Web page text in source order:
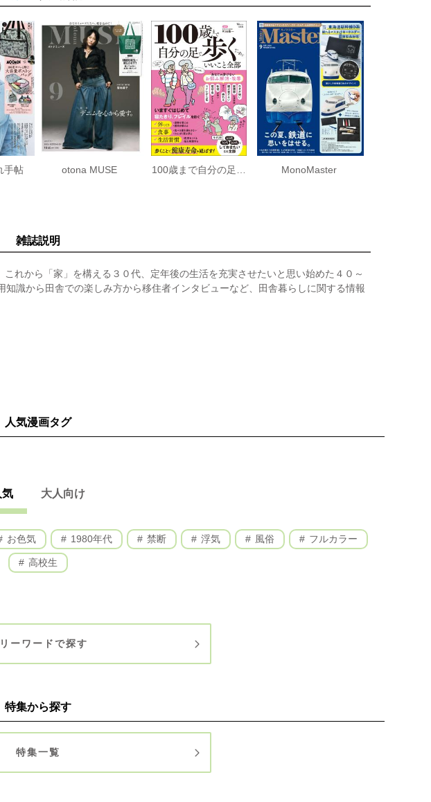
手帖 otona MUSE MonoMaster
雑誌説明
れから「家」を構える３０代、定年後の生活を充実させたいと思い始めた４０～
識から田舎での楽しみ方から移住者インタビューなど、田舎暮らしに関する情報
人気漫画タグ
気 大人向け
お色気 1980年代 禁断 浮気 風俗 フルカラー
高校生
ーワードで探す
特集から探す
特集一覧